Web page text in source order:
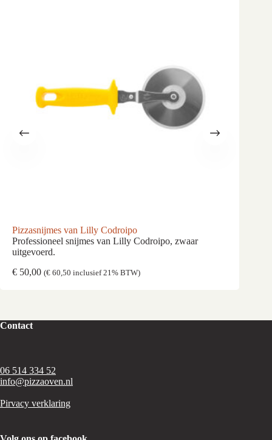
Pizzasnijmes van Lilly Codroipo
Professioneel snijmes van Lilly Codroipo, zwaar
uitgevoerd.
€ 50,00 (€ 60,50 inclusief 21% BTW)
Contact
06 514 334 52
info@pizzaoven.nl
Pirvacy verklaring